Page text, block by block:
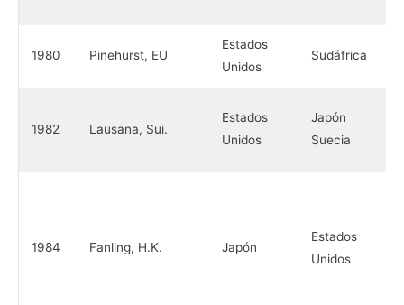
1980 Pinehurst, EU
Estados
Unidos
Sudáfrica
1982 Lausana, Sui.
Estados
Unidos
Japón
Suecia
1984 Fanling, H.K. Japón
Estados
Unidos